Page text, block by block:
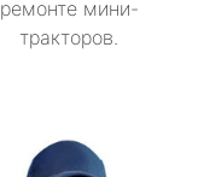
ремонте мини-
тракторов.